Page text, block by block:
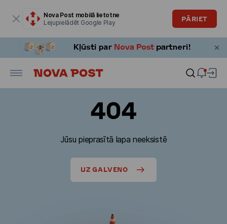
Nova Post mobilā lietotne
Lejupielādēt Google Play
PĀRIET
404
Jūsu pieprasītā lapa neeksistē
UZ GALVENO